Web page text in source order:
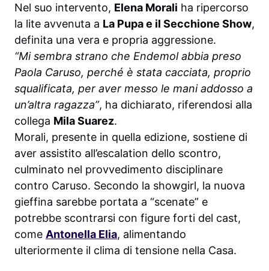
Nel suo intervento, Elena Morali ha ripercorso
la lite avvenuta a La Pupa e il Secchione Show,
definita una vera e propria aggressione.
“Mi sembra strano che Endemol abbia preso
Paola Caruso, perché è stata cacciata, proprio
squalificata, per aver messo le mani addosso a
un’altra ragazza”, ha dichiarato, riferendosi alla
collega Mila Suarez.
Morali, presente in quella edizione, sostiene di
aver assistito all’escalation dello scontro,
culminato nel provvedimento disciplinare
contro Caruso. Secondo la showgirl, la nuova
gieffina sarebbe portata a “scenate” e
potrebbe scontrarsi con figure forti del cast,
come Antonella Elia, alimentando
ulteriormente il clima di tensione nella Casa.